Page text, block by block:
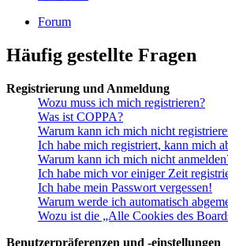
Forum
Häufig gestellte Fragen
Registrierung und Anmeldung
Wozu muss ich mich registrieren?
Was ist COPPA?
Warum kann ich mich nicht
Ich habe mich registriert, kann mich
Warum kann ich mich nicht
Ich habe mich vor einiger Zeit
Ich habe mein Passwort vergessen!
Warum werde ich automatisch
Wozu ist die „Alle Cookies des
Benutzerpräferenzen und -einstellungen